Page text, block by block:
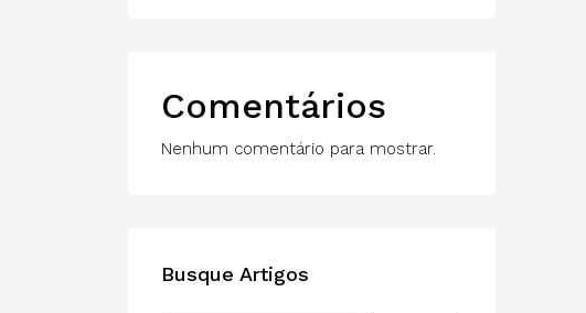
Comentários
Nenhum comentário para mostrar.
Busque Artigos